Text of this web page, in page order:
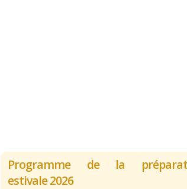
Programme de la
estivale 2026